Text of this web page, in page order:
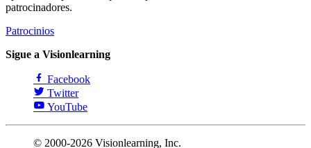
patrocinadores.
Patrocinios
Sigue a Visionlearning
Facebook
Twitter
YouTube
© 2000-2026 Visionlearning, Inc.